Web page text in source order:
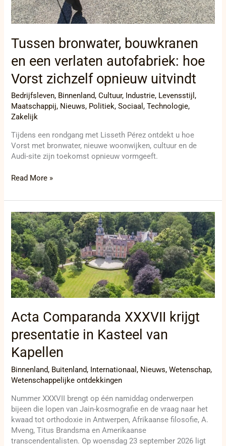
Tussen bronwater, bouwkranen
en een verlaten autofabriek: hoe
Vorst zichzelf opnieuw uitvindt
Bedrijfsleven, Binnenland,Cultuur, Industrie, Levensstijl,
Maatschappij, Nieuws, Politiek,Sociaal,Technologie,
Zakelijk
Tijdens een rondgang met Lisseth Pérez ontdekt u hoe
Vorst met bronwater, nieuwe woonwijken, cultuur en de
Audi-site zijn toekomst opnieuw vormgeeft.
Read More »
Acta Comparanda XXXVII krijgt
presentatie in Kasteel van
Kapellen
Binnenland, Buitenland, Internationaal, Nieuws,Wetenschap,
Wetenschappelijke ontdekkingen
Nummer XXXVII brengt op één namiddag onderwerpen
bijeen die lopen van Jain-kosmografie en de vraag naar het
kwaad tot orthodoxie in Antwerpen, Afrikaanse filosofie, A.
Mveng, Titus Brandsma en Amerikaanse
transcendentalisten. Op woensdag 23 september 2026 ligt
Acta
Comparanda
XXXVII
krijgt
presentatie
in
Kasteel
van